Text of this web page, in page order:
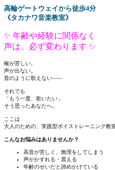
高輪ゲートウェイから徒歩4分
《タカナワ音楽教室》
✨ 年齢や経験に関係なく
声は、必ず変わります ✨
喉が苦しい。
声が出ない。
昔のように歌えない――
それでも
「もう一度、歌いたい」
そう思ったあなたへ。
ここは
大人のための、実践型ボイストレーニング教室
こんなお悩みはありませんか？
高音が苦しく、無理をしてしまう
声がかすれる・震える
年齢のせいだと諦めかけている